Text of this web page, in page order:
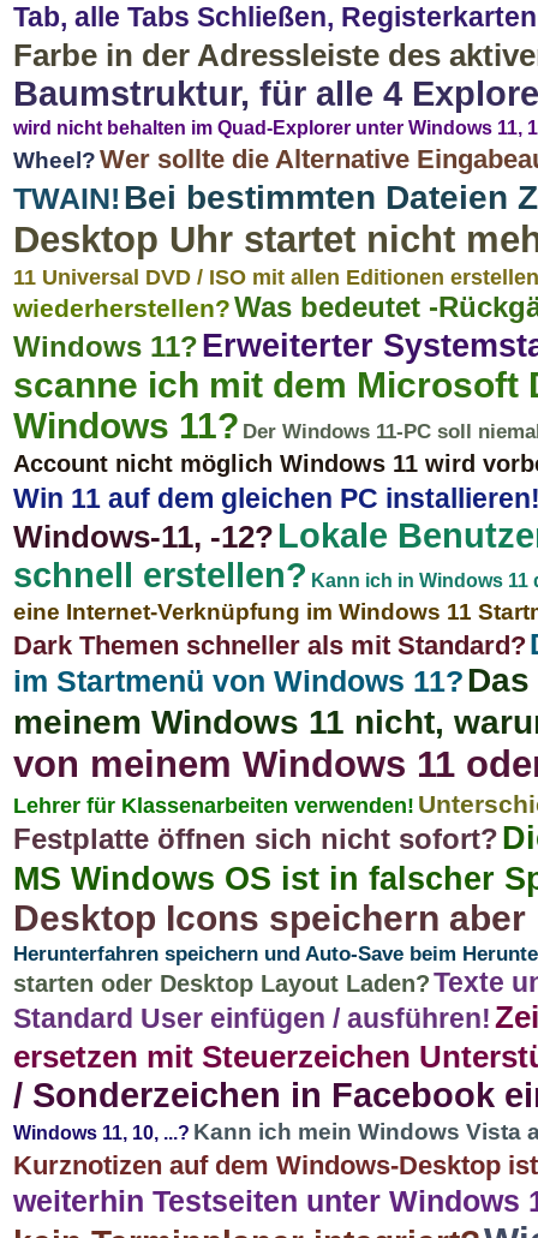
Tab, alle Tabs Schließen,
Farbe in der Adressleiste des
Baumstruktur, für alle 4
wird nicht behalten im Quad-Explorer unter Windows 11,
Wheel?Wer sollte die Alternative
TWAIN! Bei bestimmten Dateien
Desktop Uhr startet nicht
11 Universal DVD / ISO mit allen Editionen
wiederherstellen?Was bedeutet -
Windows 11?Erweiterter
scanne ich mit dem Microsoft
Windows 11? Der Windows 11-PC soll
Account nicht möglich Windows 11 wird
Win 11 auf dem gleichen PC
Windows-11, -12? Lokale
schnell erstellen? Kann ich in Windows
eine Internet-Verknüpfung im Windows 11
Dark Themen schneller als mit Standard?
im Startmenü von Windows 11?
meinem Windows 11 nicht,
von meinem Windows 11
Lehrer für Klassenarbeiten verwenden!
Festplatte öffnen sich nicht sofort?
MS Windows OS ist in falscher
Desktop Icons speichern
Herunterfahren speichern und Auto-Save beim
starten oder Desktop Layout Laden?Texte
Standard User einfügen / ausführen!
ersetzen mit Steuerzeichen
/ Sonderzeichen in Facebook
Windows 11, 10, ...? Kann ich mein Windows Vista
Kurznotizen auf dem Windows-Desktop
weiterhin Testseiten unter Windows